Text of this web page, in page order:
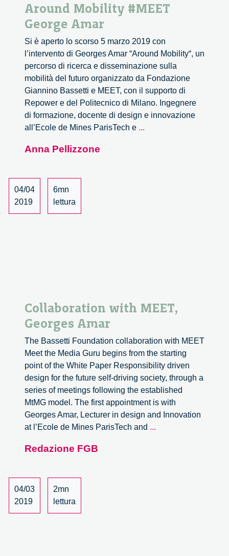
Around Mobility #MEET
George Amar
Si è aperto lo scorso 5 marzo 2019 con
l’intervento di Georges Amar “Around Mobility“, un
percorso di ricerca e disseminazione sulla
mobilità del futuro organizzato da Fondazione
Giannino Bassetti e MEET, con il supporto di
Repower e del Politecnico di Milano. Ingegnere
di formazione, docente di design e innovazione
all’Ecole de Mines ParisTech e ...
Anna Pellizzone
04/04
2019
6mn
lettura
Collaboration with MEET,
Georges Amar
The Bassetti Foundation collaboration with MEET
Meet the Media Guru begins from the starting
point of the White Paper Responsibility driven
design for the future self-driving society, through a
series of meetings following the established
MtMG model. The first appointment is with
Georges Amar, Lecturer in design and Innovation
at l’Ecole de Mines ParisTech and ...
Redazione FGB
04/03
2019
2mn
lettura